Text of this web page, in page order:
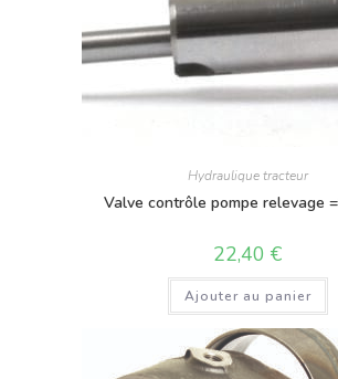
Hydraulique tracteur
Valve contrôle pompe relevage
22,40 €
Ajouter au panier